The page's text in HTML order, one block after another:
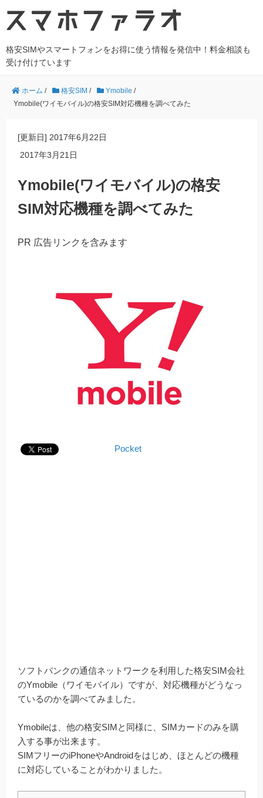
格安SIMやスマートフォンをお得に使う情報を発信中！料金相談も
受け付けています
ホーム / 格安SIM / Ymobile /
Ymobile(ワイモバイル)の格安SIM対応機種を調べてみた
[更新日] 2017年6月22日
2017年3月21日
Ymobile(ワイモバイル)の格安
SIM対応機種を調べてみた
PR 広告リンクを含みます
Pocket
ソフトバンクの通信ネットワークを利用した格安SIM会社
のYmobile（ワイモバイル）ですが、対応機種がどうなっ
ているのかを調べてみました。
Ymobileは、他の格安SIMと同様に、SIMカードのみを購
入する事が出来ます。
SIMフリーのiPhoneやAndroidをはじめ、ほとんどの機種
に対応していることがわかりました。